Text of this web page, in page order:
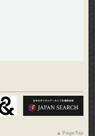
PageTop